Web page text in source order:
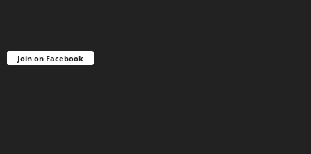
Join on Facebook